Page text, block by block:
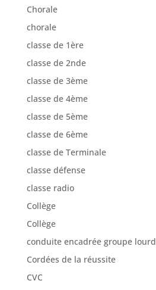
Chorale
chorale
classe de 1ère
classe de 2nde
classe de 3ème
classe de 4ème
classe de 5ème
classe de 6ème
classe de Terminale
classe défense
classe radio
Collège
Collège
conduite encadrée groupe lourd
Cordées de la réussite
CVC